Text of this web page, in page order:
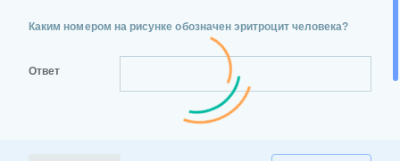
Каким номером на рисунке обозначен эритроцит человека?
Ответ